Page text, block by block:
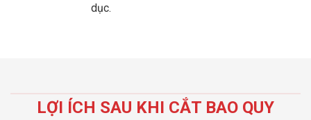
dục.
LỢI ÍCH SAU KHI CẮT BAO QUY